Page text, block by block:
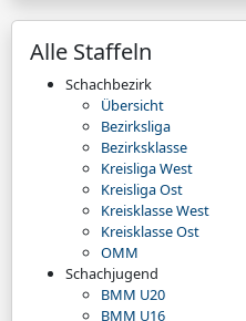
Alle Staffeln
Schachbezirk
Übersicht
Bezirksliga
Bezirksklasse
Kreisliga West
Kreisliga Ost
Kreisklasse West
Kreisklasse Ost
OMM
Schachjugend
BMM U20
BMM U16